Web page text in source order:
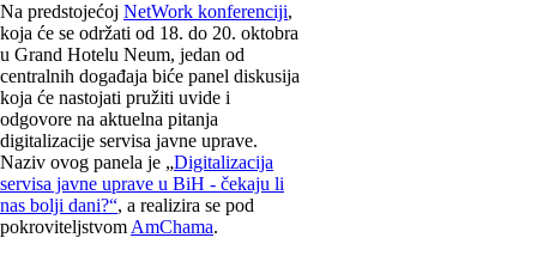
Na predstojećoj NetWork konferenciji,
koja će se održati od 18. do 20. oktobra
u Grand Hotelu Neum, jedan od
centralnih događaja biće panel diskusija
koja će nastojati pružiti uvide i
odgovore na aktuelna pitanja
digitalizacije servisa javne uprave.
Naziv ovog panela je „Digitalizacija
servisa javne uprave u BiH - čekaju li
nas bolji dani?“, a realizira se pod
pokroviteljstvom AmChama.